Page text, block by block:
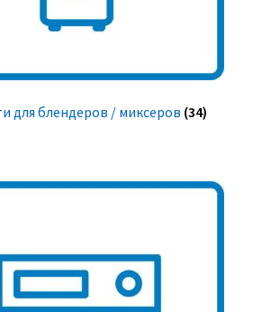
для блендеров / миксеров (34)